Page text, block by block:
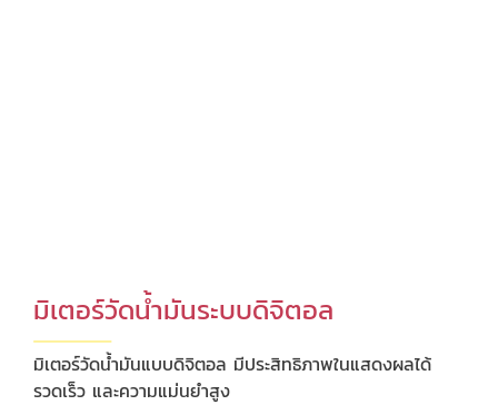
มิเตอร์วัดน้ำมันระบบดิจิตอล
มิเตอร์วัดน้ำมันแบบดิจิตอล มีประสิทธิภาพในแสดงผลได้
รวดเร็ว และความแม่นยำสูง